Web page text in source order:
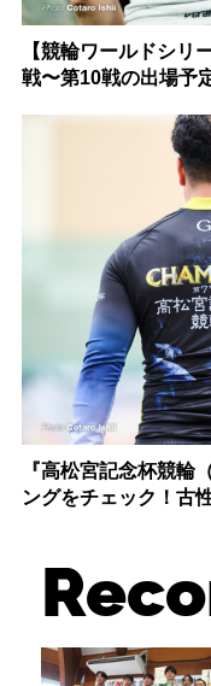
【競輪ワールドシリ
戦〜第10戦の出場予
『高松宮記念杯競輪
ングをチェック！古